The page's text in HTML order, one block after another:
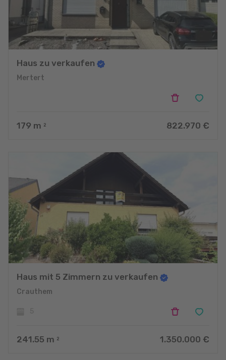
Haus zu verkaufen
Mertert
179 m 2 822.970 €
Haus mit 5 Zimmern zu verkaufen
Crauthem
241.55 m 2 1.350.000 €